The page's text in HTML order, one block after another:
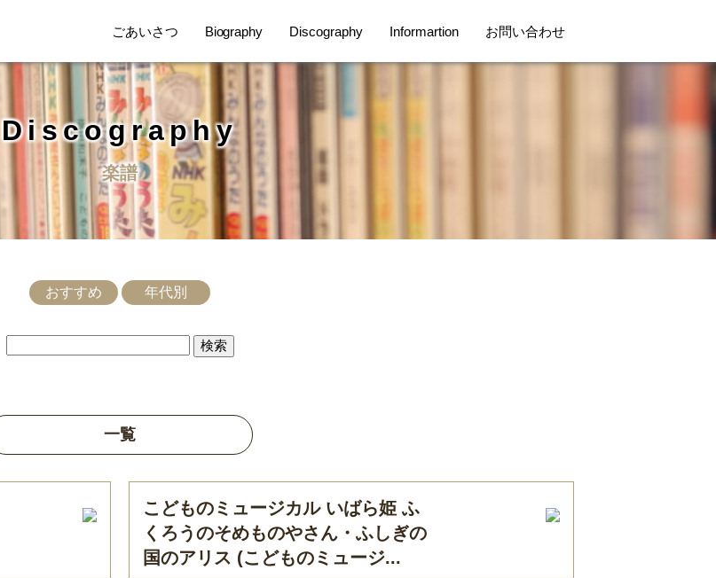
ごあいさつ Biography Discography Informartion お問い合わせ
Discography
楽譜
おすすめ 年代別
一覧
こどものミュージカル いばら姫 ふ
くろうのそめものやさん・ふしぎの
国のアリス (こどものミュージ...